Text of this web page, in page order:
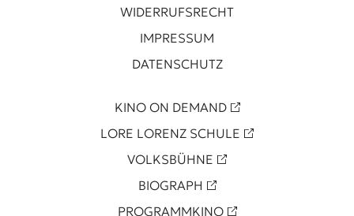
WIDERRUFSRECHT
IMPRESSUM
DATENSCHUTZ
KINO ON DEMAND
LORE LORENZ SCHULE
VOLKSBÜHNE
BIOGRAPH
PROGRAMMKINO